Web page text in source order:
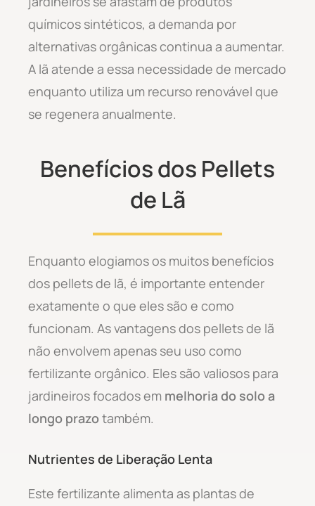
químicos sintéticos, a demanda por
alternativas orgânicas continua a aumentar.
A lã atende a essa necessidade de mercado
enquanto utiliza um recurso renovável que
se regenera anualmente.
Benefícios dos Pellets
de Lã
Enquanto elogiamos os muitos benefícios
dos pellets de lã, é importante entender
exatamente o que eles são e como
funcionam. As vantagens dos pellets de lã
não envolvem apenas seu uso como
fertilizante orgânico. Eles são valiosos para
jardineiros focados em melhoria do solo a
longo prazotambém.
Nutrientes de Liberação Lenta
Este fertilizante alimenta as plantas de